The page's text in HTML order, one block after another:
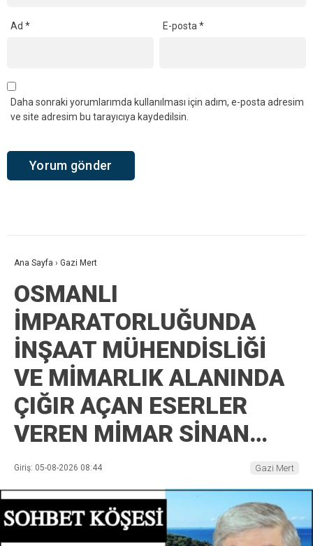
Ad * E-posta*
Daha sonraki yorumlarımda kullanılması için adım, e-posta adresim
ve site adresim bu tarayıcıya kaydedilsin.
Ana Sayfa › Gazi Mert
OSMANLI
İMPARATORLUĞUNDA
İNŞAAT MÜHENDİSLİĞİ
VE MİMARLIK ALANINDA
ÇIĞIR AÇAN ESERLER
VEREN MİMAR SİNAN…
Giriş: 05-08-2026 08:44 Gazi Mert